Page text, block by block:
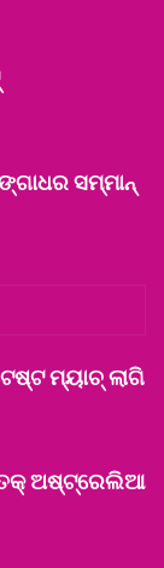
ସମ୍ମାନ୍‌
ମ୍ୟାଚ୍ ଲାଗି
ଅଷ୍ଟ୍ରେଲିଆ